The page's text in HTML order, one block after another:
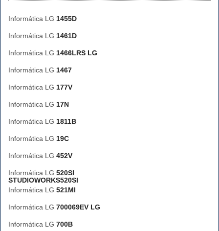
Informática LG 1455D
Informática LG 1461D
Informática LG 1466LRS LG
Informática LG 1467
Informática LG 177V
Informática LG 17N
Informática LG 1811B
Informática LG 19C
Informática LG 452V
Informática LG 520SI
STUDIOWORKS520SI
Informática LG 521MI
Informática LG 700069EV LG
Informática LG 700B